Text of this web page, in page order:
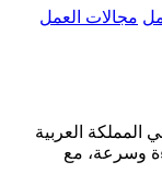
مجالات العمل
المملكة العربية
وسرعة، مع